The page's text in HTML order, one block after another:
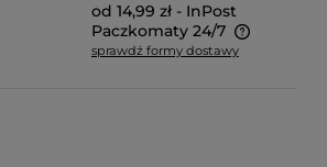
od 14,99 zł - InPost
Paczkomaty 24/7
ewentualnych kosztów płatności
sprawdź formy dostawy